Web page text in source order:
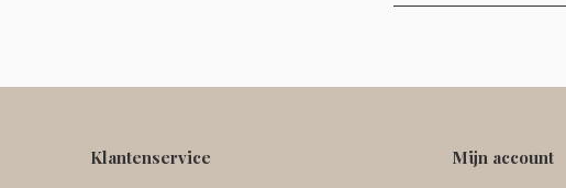
Klantenservice Mijn account